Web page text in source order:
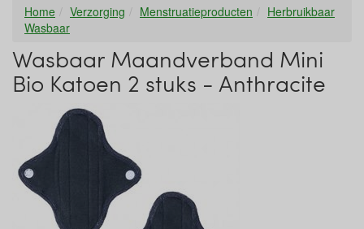
Home Verzorging Menstruatieproducten
Herbruikbaar
Wasbaar
Wasbaar Maandverband Mini
Bio Katoen 2 stuks - Anthracite